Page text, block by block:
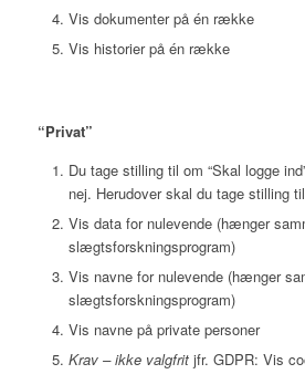
Vis dokumenter på én række
Vis historier på én række
“Privat”
Du tage stilling til om “Skal logge
nej. Herudover skal du tage stilling
Vis data for nulevende (hænger
slægtsforskningsprogram)
Vis navne for nulevende (hænger
slægtsforskningsprogram)
Vis navne på private personer
Krav – ikke valgfritjfr. GDPR: Vis